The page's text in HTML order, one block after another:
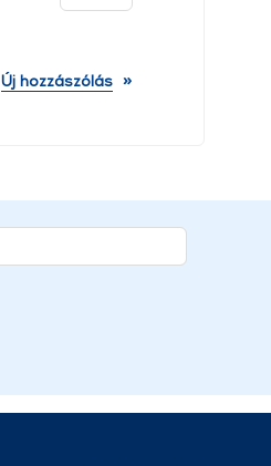
Új hozzászólás »